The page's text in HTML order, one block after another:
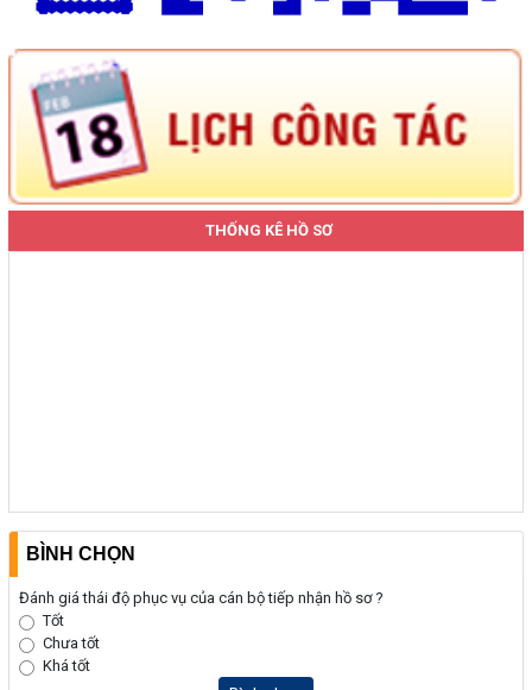
THỐNG KÊ HỒ SƠ
BÌNH CHỌN
Đánh giá thái độ phục vụ của cán bộ tiếp nhận hồ sơ ?
Tốt
Chưa tốt
Khá tốt